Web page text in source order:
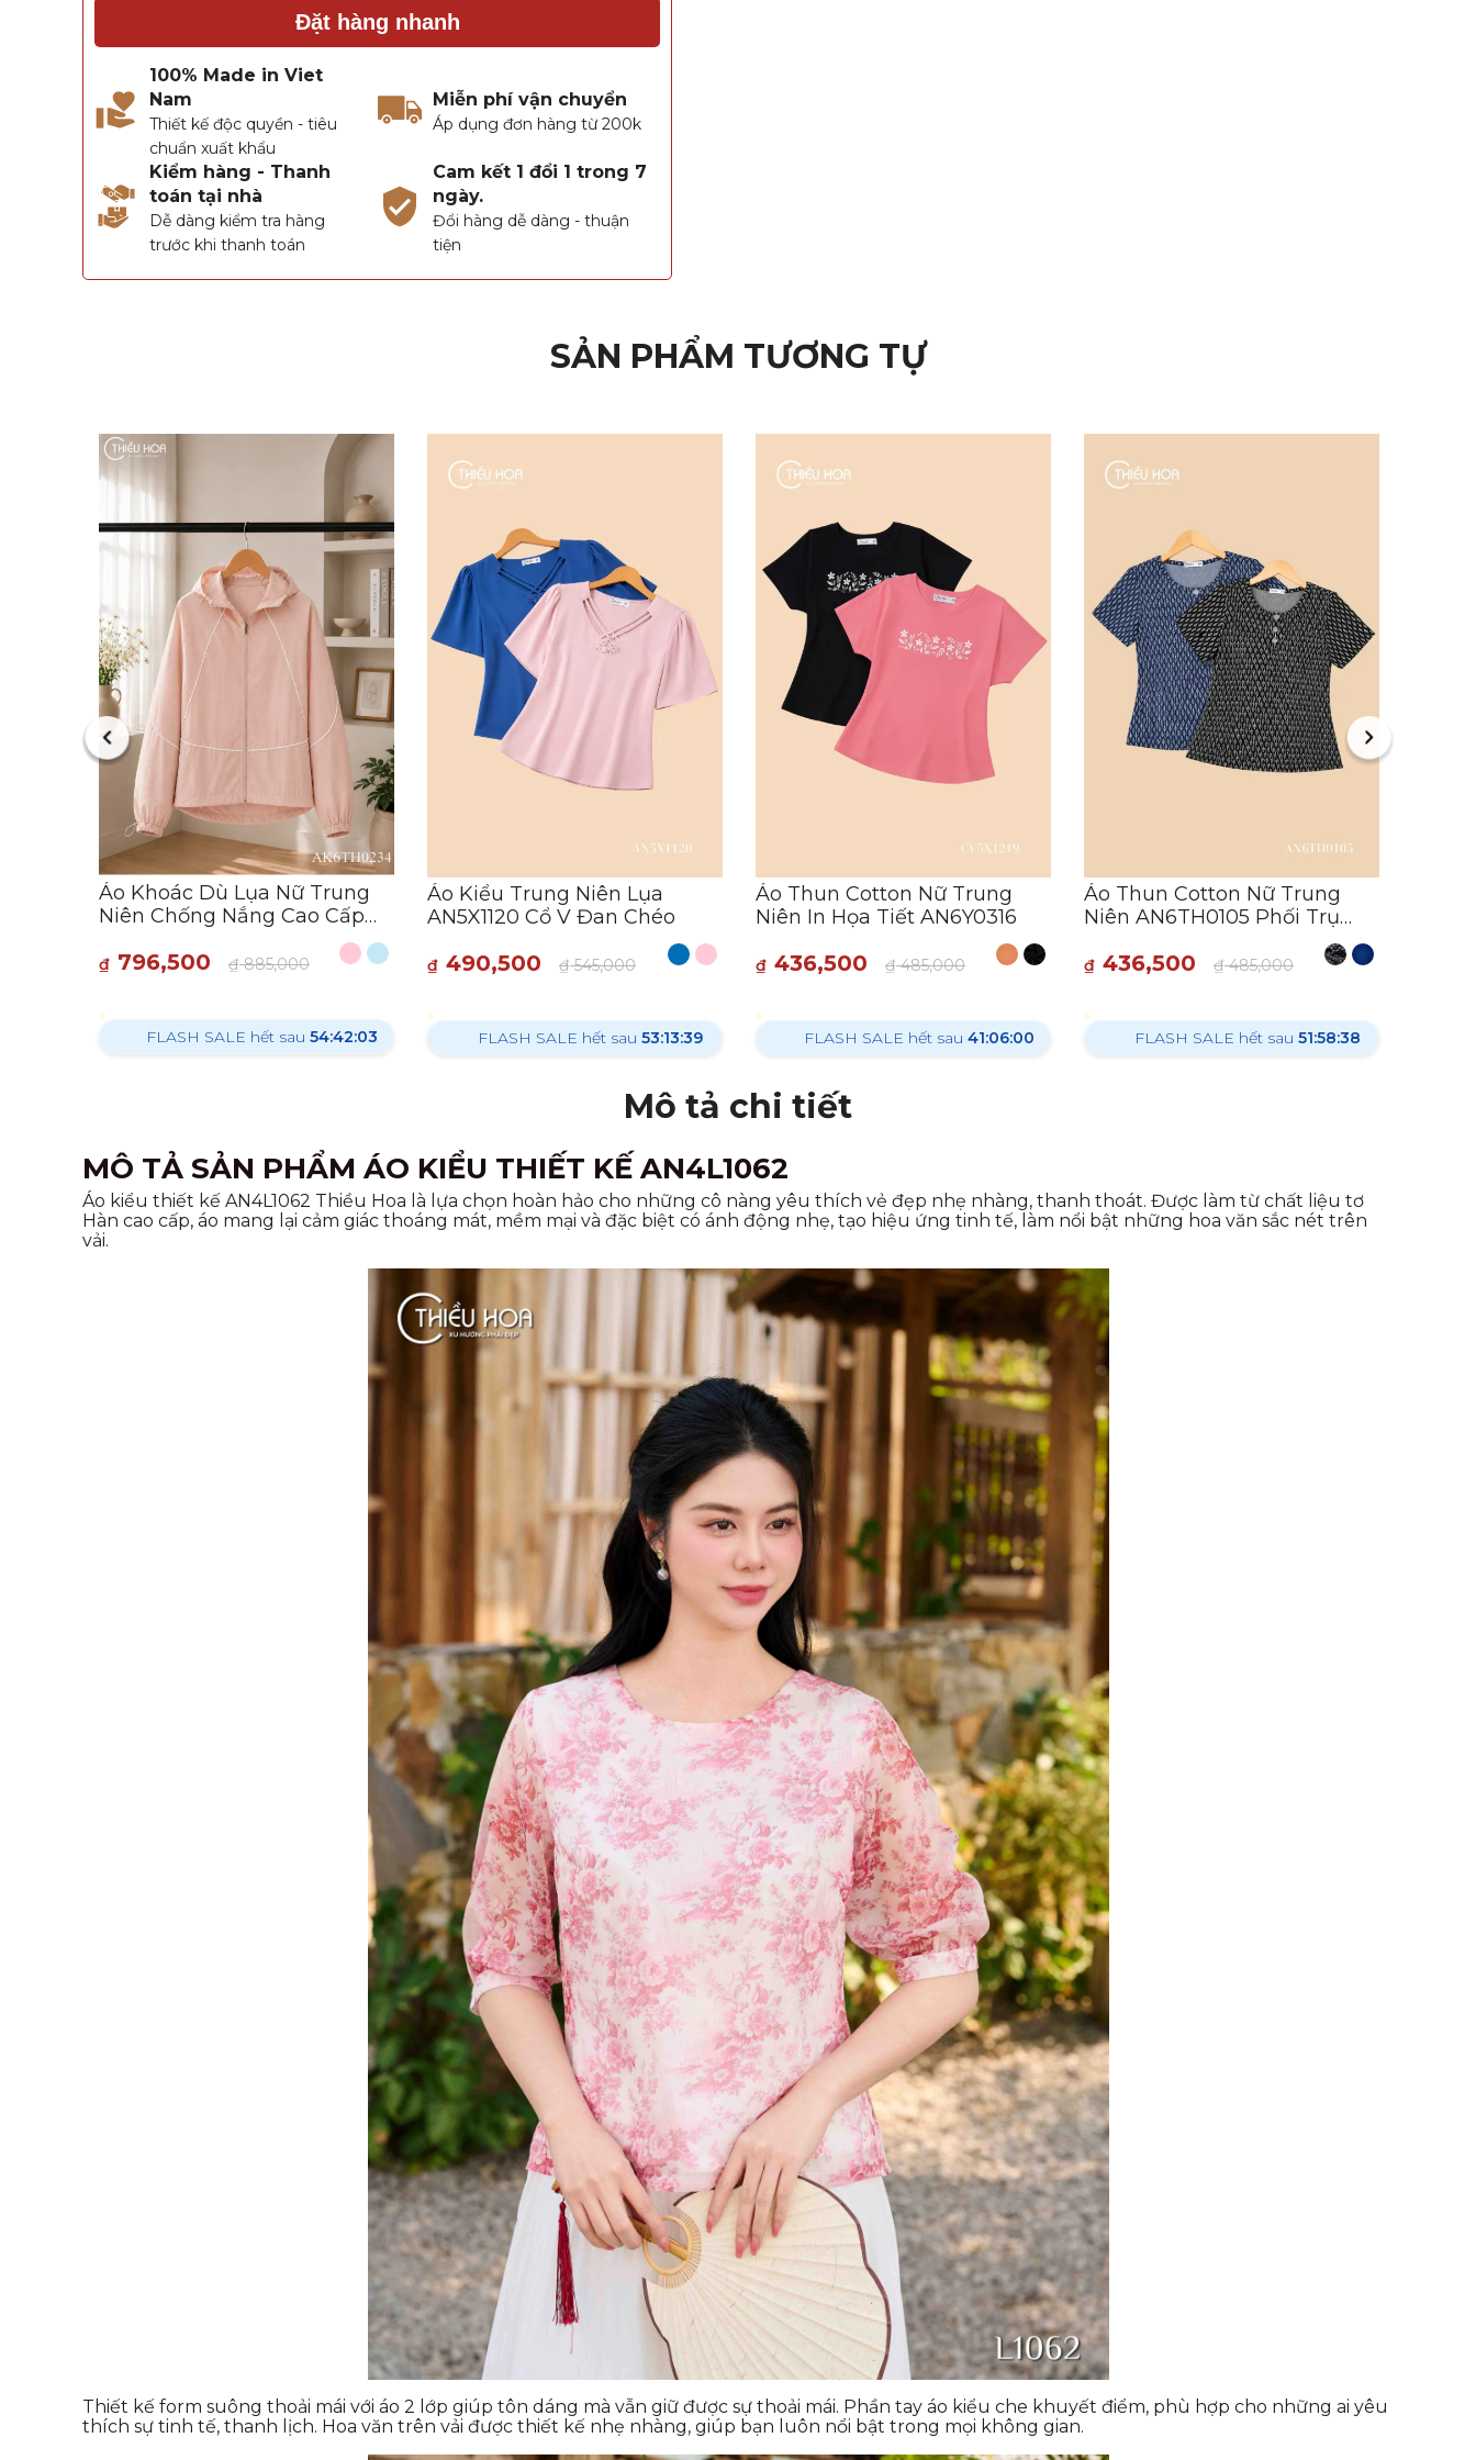
Đặt hàng nhanh
100% Made in Viet
Nam
Thiết kế độc quyền - tiêu
chuẩn xuất khẩu
Miễn phí vận chuyển
Áp dụng đơn hàng từ 200k
Kiểm hàng - Thanh
toán tại nhà
Dễ dàng kiểm tra hàng
trước khi thanh toán
Cam kết 1 đổi 1 trong 7
ngày.
Đổi hàng dễ dàng - thuận
tiện
SẢN PHẨM TƯƠNG TỰ
Áo Khoác Dù Lụa Nữ Trung
Niên Chống Nắng Cao Cấp
₫ 796,500 ₫885,000
FLASH SALE hết sau 54:42:02
Áo Kiểu Trung Niên Lụa
AN5X1120 Cổ V Đan Chéo
₫ 490,500 ₫545,000
FLASH SALE hết sau 53:13:38
Áo Thun Cotton Nữ Trung
Niên In Họa Tiết AN6Y0316
₫ 436,500 ₫485,000
FLASH SALE hết sau 41:05:59
Áo Thun Cotton Nữ Trung
Niên AN6TH0105 Phối Trụ
₫ 436,500 ₫485,000
FLASH SALE hết sau 51:58:37
Mô tả chi tiết
MÔ TẢ SẢN PHẨM ÁO KIỂU THIẾT KẾ AN4L1062
Áo kiểu thiết kế AN4L1062 Thiều Hoa là lựa chọn hoàn hảo cho những cô nàng yêu thích vẻ đẹp nhẹ nhàng, thanh thoát. Được làm từ chất liệu tơ
Hàn cao cấp, áo mang lại cảm giác thoáng mát, mềm mại và đặc biệt có ánh động nhẹ, tạo hiệu ứng tinh tế, làm nổi bật những hoa văn sắc nét trên
vải.
Thiết kế form suông thoải mái với áo 2 lớp giúp tôn dáng mà vẫn giữ được sự thoải mái. Phần tay áo kiểu che khuyết điểm, phù hợp cho những ai yêu
thích sự tinh tế, thanh lịch. Hoa văn trên vải được thiết kế nhẹ nhàng, giúp bạn luôn nổi bật trong mọi không gian.